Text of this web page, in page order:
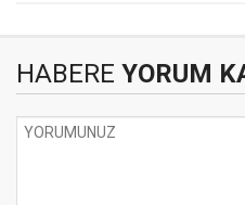
HABERE YORUM